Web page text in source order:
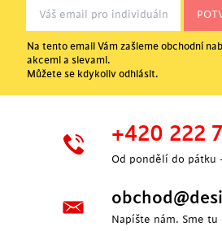
Na tento email Vám zašleme obchodní
akcemi a slevami.
Můžete se kdykoliv odhlásit.
+420 222
Od pondělí do pátku
Napíšte nám. Sme tu